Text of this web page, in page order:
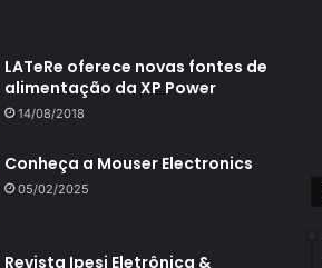
LATeRe oferece novas fontes de
alimentação da XP Power
14/08/2018
Conheça a Mouser Electronics
05/02/2025
Revista Ipesi Eletrônica &